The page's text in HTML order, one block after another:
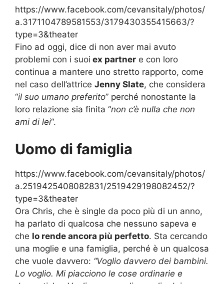
https://www.facebook.com/cevansitaly/photos/
a.3171104789581553/3179430355415663/?
type=3&theater
Fino ad oggi, dice di non aver mai avuto
problemi con i suoi ex partner e con loro
continua a mantere uno stretto rapporto, come
nel caso dell’attrice Jenny Slate, che considera
“il suo umano preferito” perché nonostante la
loro relazione sia finita “non c’è nulla che non
ami di lei“.
Uomo di famiglia
https://www.facebook.com/cevansitaly/photos/
a.2519425408082831/2519429198082452/?
type=3&theater
Ora Chris, che è single da poco più di un anno,
ha parlato di qualcosa che nessuno sapeva e
che lo rende ancora più perfetto. Sta cercando
una moglie e una famiglia, perché è un qualcosa
che vuole davvero: “Voglio davvero dei bambini.
Lo voglio. Mi piacciono le cose ordinarie e